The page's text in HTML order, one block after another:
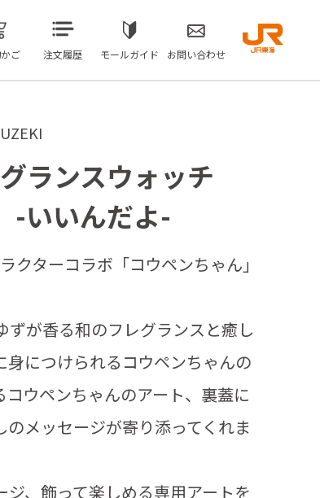
ご 注文履歴 モールガイド お問い合わせ
ランスウォッチ
いいんだよ-
クターコラボ「コウペンちゃん」
が香る和のフレグランスと癒し
につけられるコウペンちゃんの
ウペンちゃんのアート、裏蓋に
メッセージが寄り添ってくれま
、飾って楽しめる専用アートを